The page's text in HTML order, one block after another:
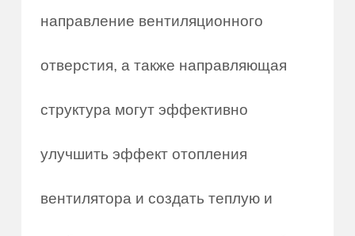
направление вентиляционного
отверстия, а также направляющая
структура могут эффективно
улучшить эффект отопления
вентилятора и создать теплую и